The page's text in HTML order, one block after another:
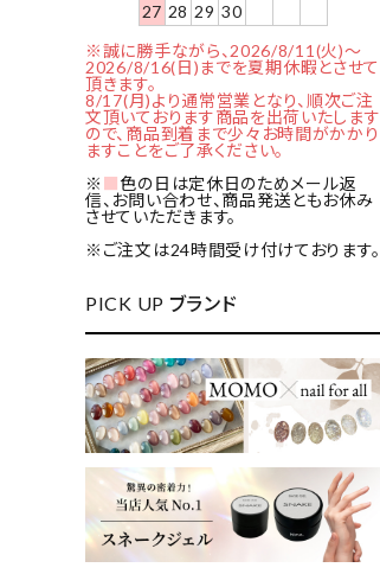
27 28 29 30
※誠に勝手ながら、2026/8/11(火)～
2026/8/16(日)までを夏期休暇とさせて
頂きます。
8/17(月)より通常営業となり、順次ご注
文頂いております商品を出荷いたします
ので、商品到着まで少々お時間がかかり
ますことをご了承ください。
※ ■色の日は定休日のためメール返
信、お問い合わせ、商品発送ともお休み
させていただきます。
※ご注文は24時間受け付けております。
PICK UP ブランド